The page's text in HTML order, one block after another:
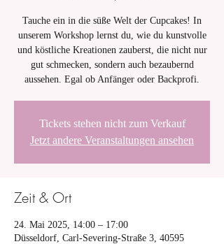
Tauche ein in die süße Welt der Cupcakes! In
unserem Workshop lernst du, wie du kunstvolle
und köstliche Kreationen zauberst, die nicht nur
gut schmecken, sondern auch bezaubernd
aussehen. Egal ob Anfänger oder Backprofi.
Tickets stehen nicht zum Verkauf
Jetzt andere Veranstaltungen ansehen
Zeit & Ort
24. Mai 2025, 14:00 – 17:00
Düsseldorf, Carl-Severing-Straße 3, 40595